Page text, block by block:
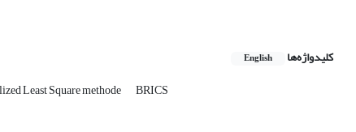
کلیدواژه‌ها English
Least Square methode BRICS